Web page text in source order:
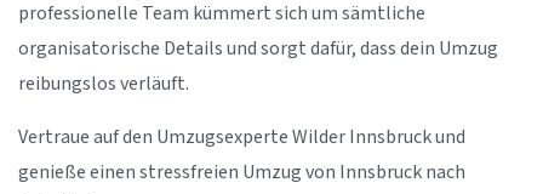
professionelle Team kümmert sich um sämtliche
organisatorische Details und sorgt dafür, dass dein Umzug
reibungslos verläuft.
Vertraue auf den Umzugsexperte Wilder Innsbruck und
genieße einen stressfreien Umzug von Innsbruck nach